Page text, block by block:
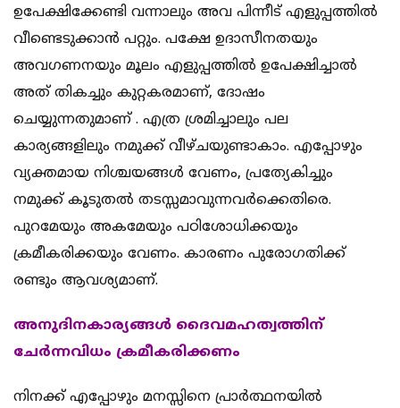
ഉപേക്ഷിക്കേണ്ടി വന്നാലും അവ പിന്നീട് എളുപ്പത്തില്‍
വീണ്ടെടുക്കാന്‍ പറ്റും. പക്ഷേ ഉദാസീനതയും
അവഗണനയും മൂലം എളുപ്പത്തില്‍ ഉപേക്ഷിച്ചാല്‍
അത് തികച്ചും കുറ്റകരമാണ്, ദോഷം
ചെയ്യുന്നതുമാണ് . എത്ര ശ്രമിച്ചാലും പല
കാര്യങ്ങളിലും നമുക്ക് വീഴ്ചയുണ്ടാകാം. എപ്പോഴും
വ്യക്തമായ നിശ്ചയങ്ങള്‍ വേണം, പ്രത്യേകിച്ചും
നമുക്ക് കൂടുതല്‍ തടസ്സമാവുന്നവര്‍ക്കെതിരെ.
പുറമേയും അകമേയും പഠിശോധിക്കയും
ക്രമീകരിക്കയും വേണം. കാരണം പുരോഗതിക്ക്
രണ്ടും ആവശ്യമാണ്.
അനുദിനകാര്യങ്ങള്‍ ദൈവമഹത്വത്തിന്
ചേര്‍ന്നവിധം ക്രമീകരിക്കണം
നിനക്ക് എപ്പോഴും മനസ്സിനെ പ്രാര്‍ത്ഥനയില്‍